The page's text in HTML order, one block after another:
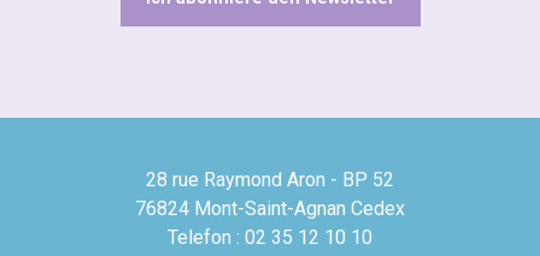
28 rue Raymond Aron - BP 52
76824 Mont-Saint-Agnan Cedex
Telefon : 02 35 12 10 10